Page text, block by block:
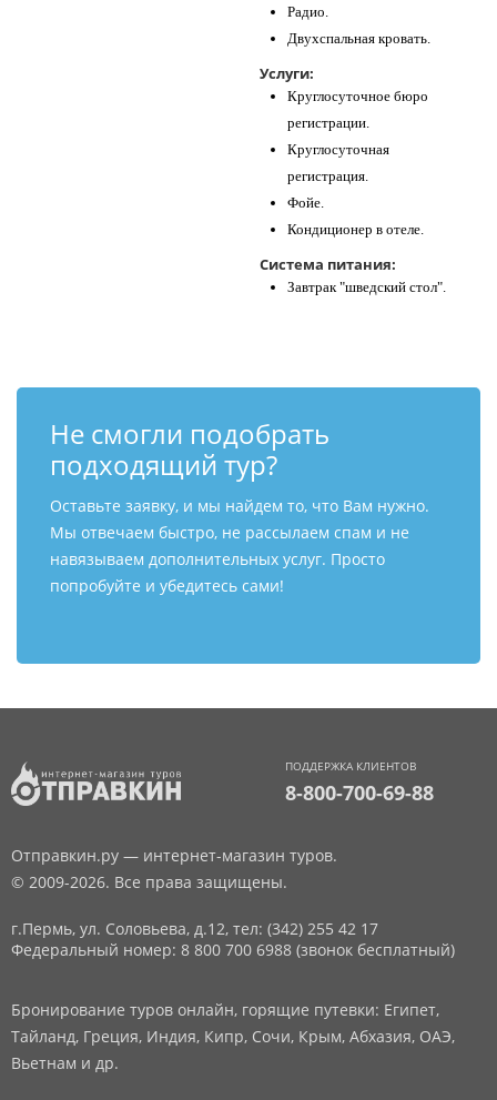
Радио.
Двухспальная кровать.
Услуги:
Круглосуточное бюро
регистрации.
Круглосуточная
регистрация.
Фойе.
Кондиционер в отеле.
Система питания:
Завтрак "шведский стол".
Не смогли подобрать
подходящий тур?
Оставьте заявку, и мы найдем то, что Вам нужно.
Мы отвечаем быстро, не рассылаем спам и не
навязываем дополнительных услуг. Просто
попробуйте и убедитесь сами!
ПОДДЕРЖКА КЛИЕНТОВ
8-800-700-69-88
Отправкин.ру — интернет-магазин туров.
© 2009-2026. Все права защищены.
г.Пермь, ул. Соловьева, д.12, тел: (342) 255 42 17
Федеральный номер: 8 800 700 6988 (звонок бесплатный)
Бронирование туров онлайн, горящие путевки: Египет,
Тайланд, Греция, Индия, Кипр, Сочи, Крым, Абхазия, ОАЭ,
Вьетнам и др.